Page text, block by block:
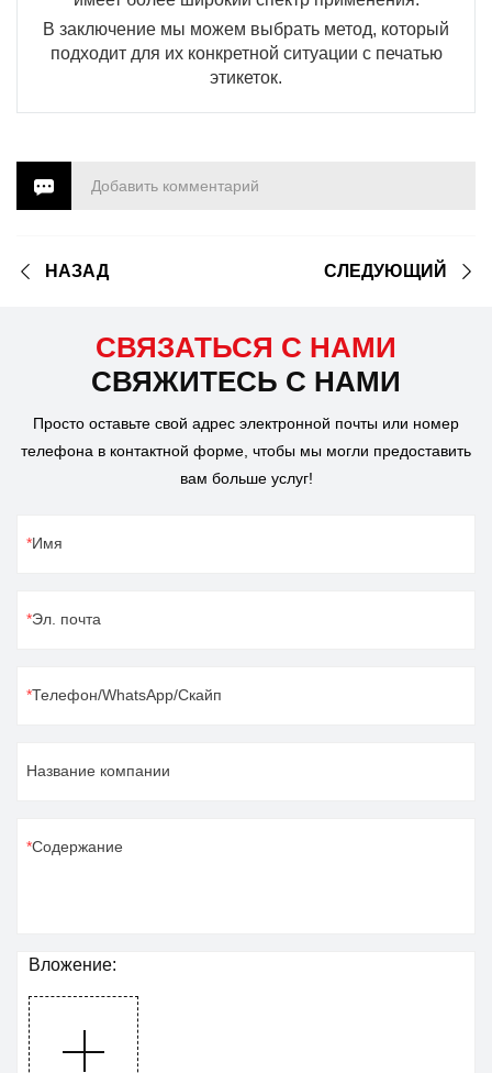
В заключение мы можем выбрать метод, который
подходит для их конкретной ситуации с печатью
этикеток.
Добавить комментарий
НАЗАД СЛЕДУЮЩИЙ
СВЯЗАТЬСЯ С НАМИ
СВЯЖИТЕСЬ С НАМИ
Просто оставьте свой адрес электронной почты или номер
телефона в контактной форме, чтобы мы могли предоставить
вам больше услуг!
Имя
Эл. почта
Телефон/WhatsApp/Скайп
Название компании
Содержание
Вложение: